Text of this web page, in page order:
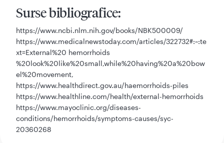
Surse bibliografice:
https://www.ncbi.nlm.nih.gov/books/NBK500009/
https://www.medicalnewstoday.com/articles/322732#:~:te
xt=External%20 hemorrhoids
%20look%20like%20small,while%20having%20a%20bow
el%20movement,
https://www.healthdirect.gov.au/haemorrhoids-piles
https://www.healthline.com/health/external-hemorrhoids
https://www.mayoclinic.org/diseases-
conditions/hemorrhoids/symptoms-causes/syc-
20360268